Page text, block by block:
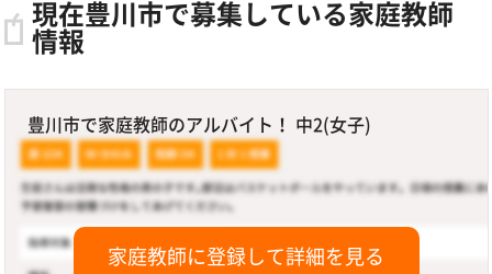
現在豊川市で募集している家庭教師
情報
豊川市で家庭教師のアルバイト！ 中2(女子)
家庭教師に登録して詳細を見る